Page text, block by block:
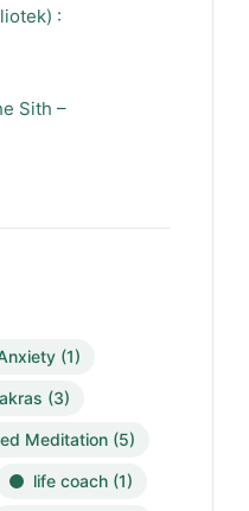
:
Sith –
(1)
(3)
Meditation (5)
life coach (1)